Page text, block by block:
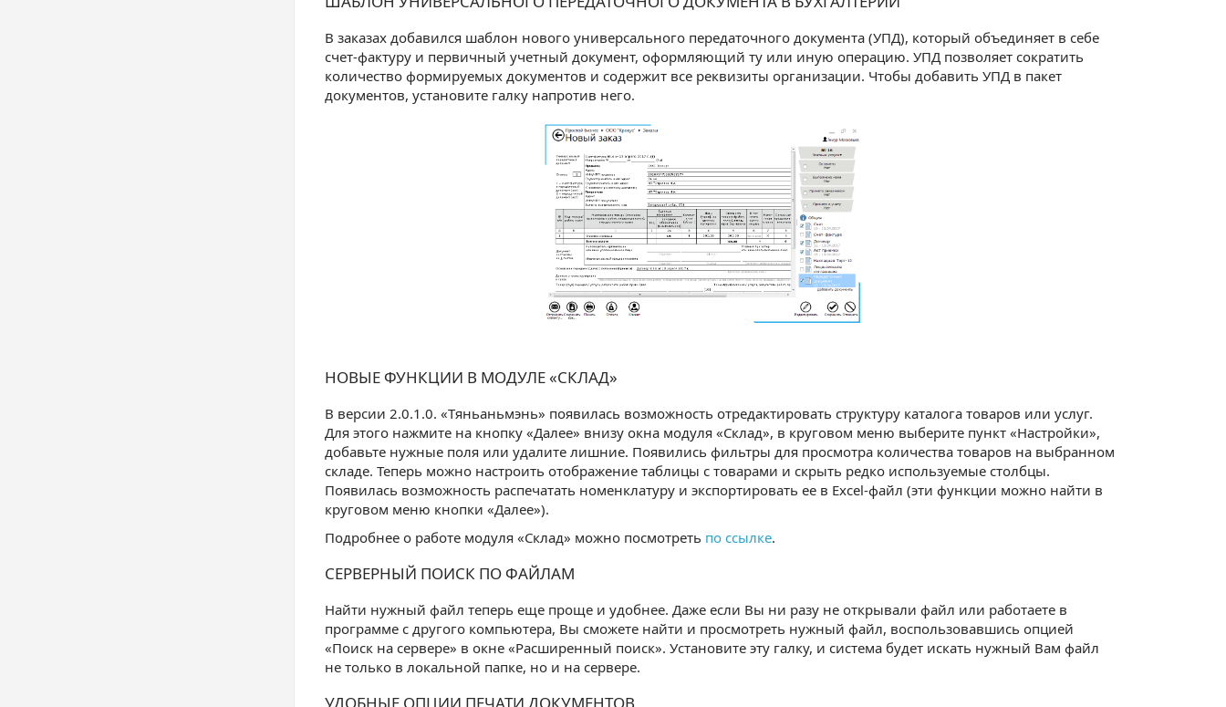
В заказах добавился шаблон нового универсального передаточного документа (УПД), который объединяет в себе
счет-фактуру и первичный учетный документ, оформляющий ту или иную операцию. УПД позволяет сократить
количество формируемых документов и содержит все реквизиты организации. Чтобы добавить УПД в пакет
документов, установите галку напротив него.
НОВЫЕ ФУНКЦИИ В МОДУЛЕ «СКЛАД»
В версии 2.0.1.0. «Тяньаньмэнь» появилась возможность отредактировать структуру каталога товаров или услуг.
Для этого нажмите на кнопку «Далее» внизу окна модуля «Склад», в круговом меню выберите пункт «Настройки»,
добавьте нужные поля или удалите лишние. Появились фильтры для просмотра количества товаров на выбранном
складе. Теперь можно настроить отображение таблицы с товарами и скрыть редко используемые столбцы.
Появилась возможность распечатать номенклатуру и экспортировать ее в Excel-файл (эти функции можно найти в
круговом меню кнопки «Далее»).
Подробнее о работе модуля «Склад» можно посмотреть по ссылке.
СЕРВЕРНЫЙ ПОИСК ПО ФАЙЛАМ
Найти нужный файл теперь еще проще и удобнее. Даже если Вы ни разу не открывали файл или работаете в
программе с другого компьютера, Вы сможете найти и просмотреть нужный файл, воспользовавшись опцией
«Поиск на сервере» в окне «Расширенный поиск». Установите эту галку, и система будет искать нужный Вам файл
не только в локальной папке, но и на сервере.